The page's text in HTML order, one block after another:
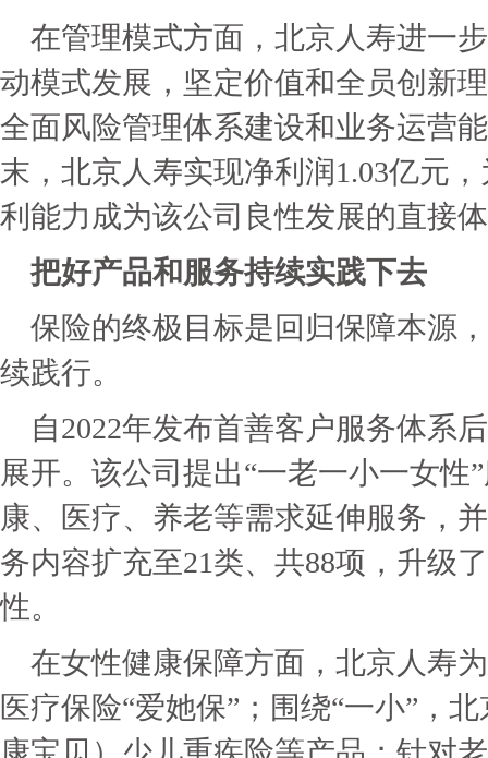
在管理模式方面，北京人寿进一
动模式发展，坚定价值和全员创新
全面风险管理体系建设和业务运营
末，北京人寿实现净利润1.03亿元
利能力成为该公司良性发展的直接
把好产品和服务持续实践下去
保险的终极目标是回归保障本源
续践行。
自2022年发布首善客户服务体系
展开。该公司提出“一老一小一女性
康、医疗、养老等需求延伸服务，
务内容扩充至21类、共88项，升级
性。
在女性健康保障方面，北京人寿
医疗保险“爱她保”；围绕“一小”，